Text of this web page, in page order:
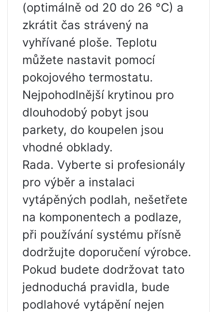
(optimálně od 20 do 26 °C) a
zkrátit čas strávený na
vyhřívané ploše. Teplotu
můžete nastavit pomocí
pokojového termostatu.
Nejpohodlnější krytinou pro
dlouhodobý pobyt jsou
parkety, do koupelen jsou
vhodné obklady.
Rada. Vyberte si profesionály
pro výběr a instalaci
vytápěných podlah, nešetřete
na komponentech a podlaze,
při používání systému přísně
dodržujte doporučení výrobce.
Pokud budete dodržovat tato
jednoduchá pravidla, bude
podlahové vytápění nejen